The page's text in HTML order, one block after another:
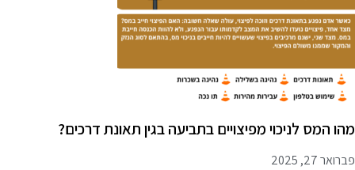
המס לניכוי מפיצויים בתביעה בגין תאונת דרכים?
27, 2025